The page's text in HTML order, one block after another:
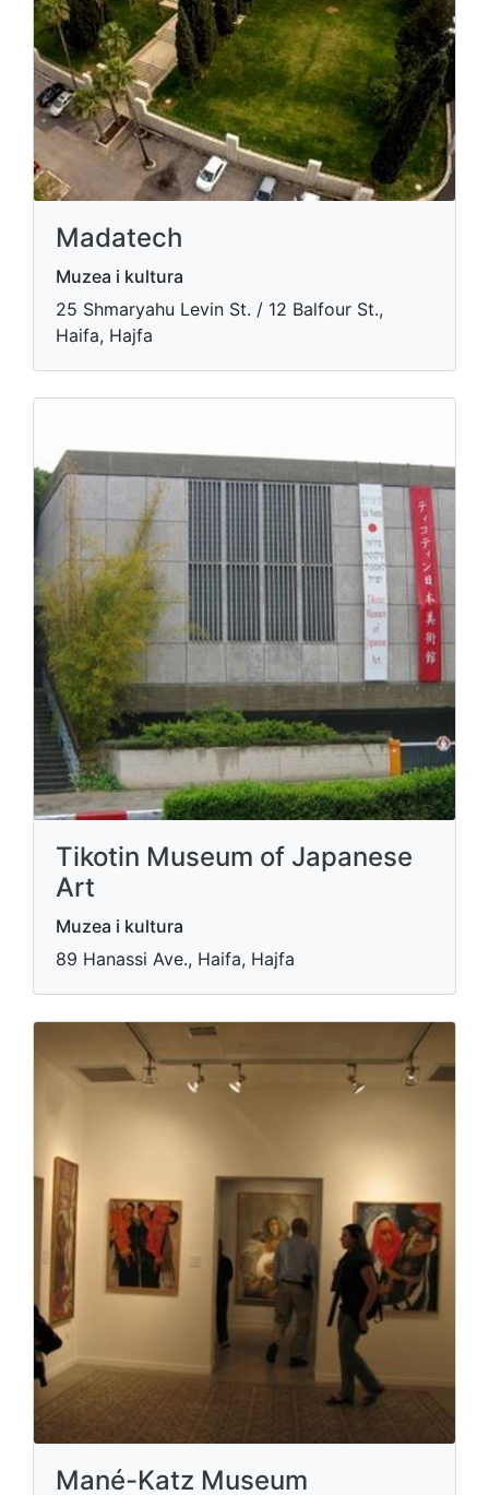
Madatech
Muzea i kultura
​25 Shmaryahu Levin St. / 12 Balfour St.,
Haifa, Hajfa
Tikotin Museum of Japanese
Art
Muzea i kultura
89 Hanassi Ave., Haifa, Hajfa
Mané-Katz Museum